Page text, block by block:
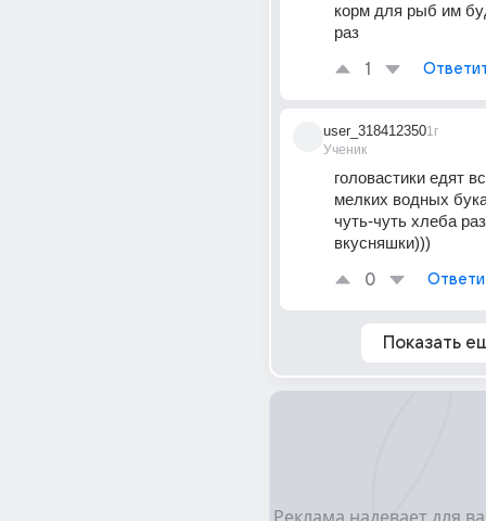
корм для рыб им
раз
1
user_318412350
Ученик
1г
головастики едят
мелких водных
чуть-чуть хлеба
вкусняшки)))
0
Показать